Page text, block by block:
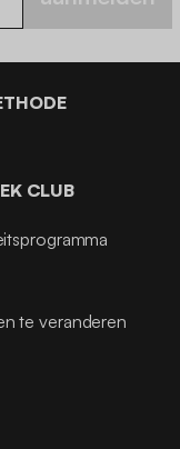
CLUB
te veranderen